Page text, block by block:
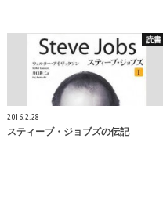
読書
2016.2.28
スティーブ・ジョブズの伝記